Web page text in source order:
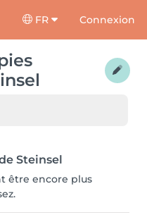
FR Connexion
Steinsel
être encore plus